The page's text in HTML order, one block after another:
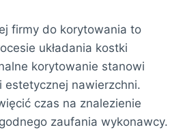
firmy do korytowania to
układania kostki
korytowanie stanowi
estetycznej nawierzchni.
czas na znalezienie
zaufania wykonawcy.